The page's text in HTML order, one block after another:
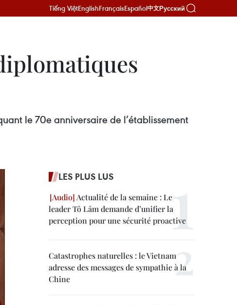
Tiếng ViệtEnglishFrançaisEspañol中文Русский
le 70e anniversaire de l’établissement
LES PLUS LUS
Actualité de la semaine : Le
leader Tô Lâm demande d’unifier la
perception pour une sécurité proactive
Catastrophes naturelles : le Vietnam
adresse des messages de sympathie à la
Chine